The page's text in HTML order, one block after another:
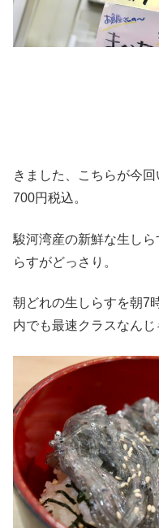
きました、こちらが今回
700円税込。
駿河湾産の新鮮な生し
らすがどっさり。
朝どれの生しらすを朝7
内でも最速クラスなんじ